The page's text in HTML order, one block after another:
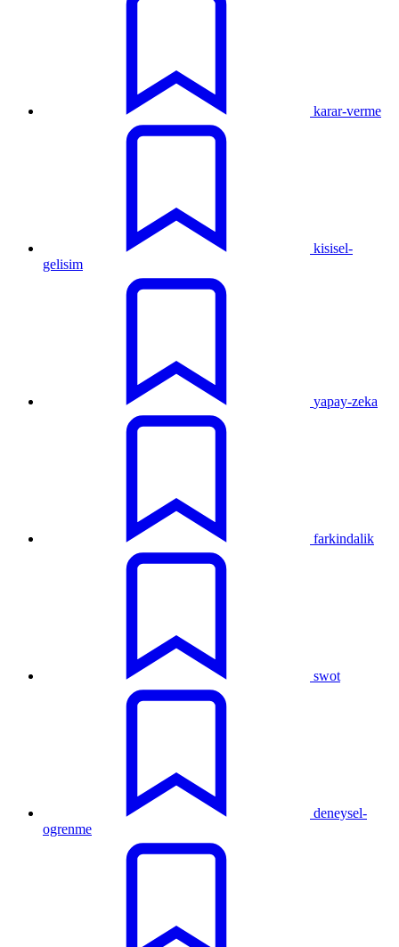
karar-verme
kisisel-
gelisim
yapay-zeka
farkindalik
swot
deneysel-
ogrenme